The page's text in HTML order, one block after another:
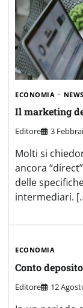
ECONOMIA NEWS
Il marketing
Editore 3
Molti si
ancora
delle
intermediari.
ECONOMIA
Conto
Editore 12